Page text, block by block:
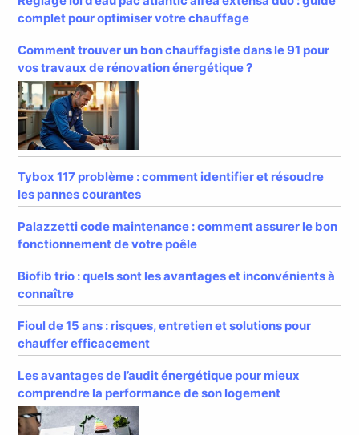
complet pour optimiser votre chauffage
Comment trouver un bon chauffagiste dans le 91 pour
vos travaux de rénovation énergétique ?
Tybox 117 problème : comment identifier et résoudre
les pannes courantes
Palazzetti code maintenance : comment assurer le bon
fonctionnement de votre poêle
Biofib trio : quels sont les avantages et inconvénients à
connaître
Fioul de 15 ans : risques, entretien et solutions pour
chauffer efficacement
Les avantages de l’audit énergétique pour mieux
comprendre la performance de son logement